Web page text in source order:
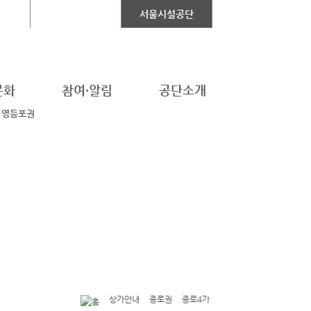
서울시설공단
영등포권
화 참여·알림 공단소개
상가안내 종로권 종로4가